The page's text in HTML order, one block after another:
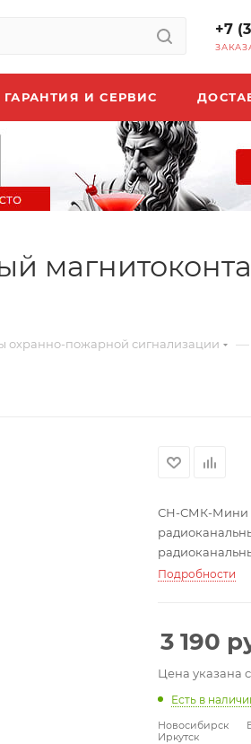
+7
ГАРАНТИЯ И СЕРВИС
охранно-пожарной сигнализации —
СН-СМК-Мини
-20…+50°С;
Подробности
3 190
Цена указана
Есть в
Новосибирск
Иркутск